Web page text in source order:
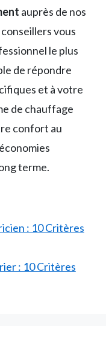
auprès de nos
vous
le plus
de répondre
et à votre
de chauffage
confort au
terme.
: 10 Critères
: 10 Critères